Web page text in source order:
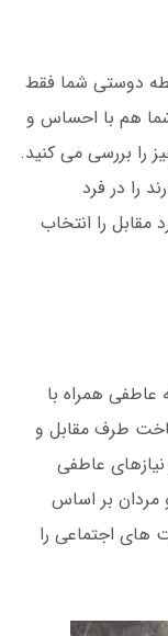
دوستی شما فقط
هم با احساس و
را بررسی می کنید.
را در فرد
مقابل را انتخاب
عاطفی همراه با
طرف مقابل و
عاطفی
مردان بر اساس
های اجتماعی را